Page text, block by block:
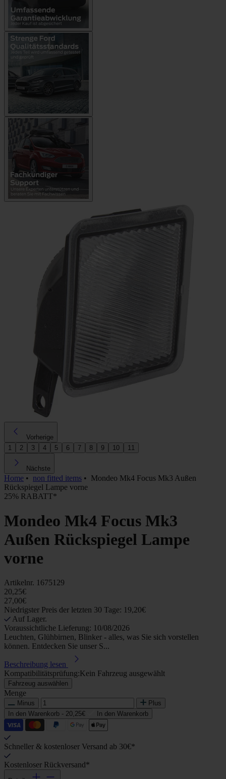
Vorherige
1
2 3 4 5 6 7 8 9 10 11
Nächste
Home • non fitted items • Mondeo Mk4 Focus Mk3 Außen
Rückspiegel Lampe vorne
25% RABATT*
Mondeo Mk4 Focus Mk3
Außen Rückspiegel Lampe
vorne
Artikelnr. 1675129
20,25€
27,00€
Niedrigster Preis der letzten 30 Tage: 19,20€
Auf Lager.
Voraussichtliche Lieferung: 10/08/2026
Leuchten, Glühbirnen, Blinker - alles, was Sie sich vorstellen
können. Entdecken Sie unser S...
Beschreibung lesen
Kompatibilitätsprüfung:Kein Fahrzeug ausgewählt
Fahrzeug auswählen
Menge
Minus
Plus
In den Warenkorb - 20,25€ In den Warenkorb
Schneller & kostenloser Versand ab 30€*
Kostenloser Rückversand*